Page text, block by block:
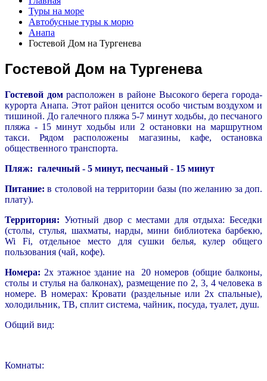
Туры на море
Автобусные туры к морю
Анапа
Гостевой Дом на Тургенева
Гостевой Дом на Тургенева
Гостевой домрасположен в районе Высокого берега города-
курорта Анапа. Этот район ценится особо чистым воздухом и
тишиной. До галечного пляжа 5-7 минут ходьбы, до песчаного
пляжа - 15 минут ходьбы или 2 остановки на маршрутном
такси. Рядом расположены магазины, кафе, остановка
общественного транспорта.
Пляж: галечный - 5 минут, песчаный - 15 минут
Питание:в столовой на территории базы (по желанию за доп.
плату).
Территория: Уютный двор с местами для отдыха: Беседки
(столы, стулья, шахматы, нарды, мини библиотека барбекю,
Wi Fi, отдельное место для сушки белья, кулер общего
пользования (чай, кофе).
Номера: 2х этажное здание на 20 номеров (общие балконы,
столы и стулья на балконах), размещение по 2, 3, 4 человека в
номере. В номерах: Кровати (раздельные или 2х спальные),
холодильник, ТВ, сплит система, чайник, посуда, туалет, душ.
Общий вид:
Комнаты: